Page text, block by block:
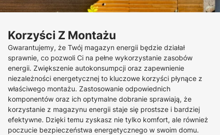
Korzyści Z Montażu
Gwarantujemy, że Twój magazyn energii będzie działał
sprawnie, co pozwoli Ci na pełne wykorzystanie zasobów
energii. Zwiększenie autokonsumpcji oraz zapewnienie
niezależności energetycznej to kluczowe korzyści płynące z
właściwego montażu. Zastosowanie odpowiednich
komponentów oraz ich optymalne dobranie sprawiają, że
korzystanie z magazynu energii staje się prostsze i bardziej
efektywne. Dzięki temu zyskasz nie tylko komfort, ale również
poczucie bezpieczeństwa energetycznego w swoim domu.